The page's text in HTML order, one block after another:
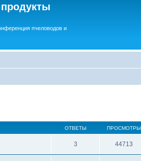
пчеловодов и
ОТВЕТЫ ПРОСМОТРЫ
3 44713